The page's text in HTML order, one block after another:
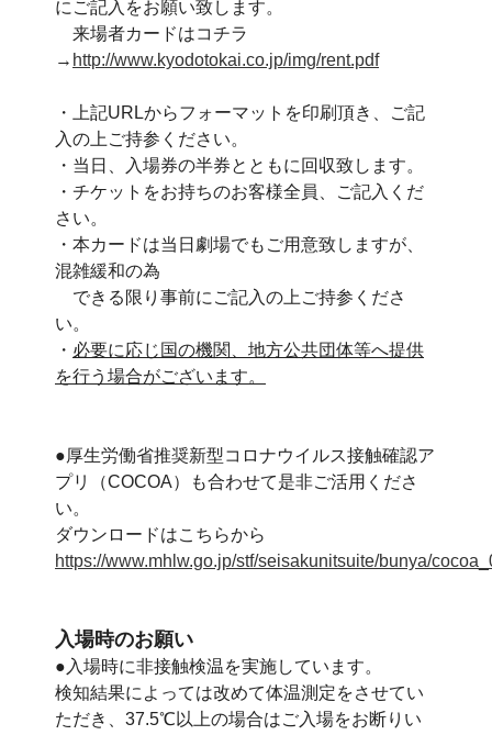
にご記入をお願い致します。
来場者カードはコチラ
→ http://www.kyodotokai.co.jp/img/rent.pdf
・上記URLからフォーマットを印刷頂き、ご記
入の上ご持参ください。
・当日、入場券の半券とともに回収致します。
・チケットをお持ちのお客様全員、ご記入くだ
さい。
・本カードは当日劇場でもご用意致しますが、
混雑緩和の為
できる限り事前にご記入の上ご持参くださ
い。
・ 必要に応じ国の機関、地方公共団体等へ提供
を行う場合がございます。
●厚生労働省推奨新型コロナウイルス接触確認ア
プリ（COCOA）も合わせて是非ご活用くださ
い。
ダウンロードはこちらから
https://www.mhlw.go.jp/stf/seisakunitsuite/bunya/
入場時のお願い
●入場時に非接触検温を実施しています。
検知結果によっては改めて体温測定をさせてい
ただき、37.5℃以上の場合はご入場をお断りい